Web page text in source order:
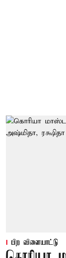
பிற விளையாட்டு